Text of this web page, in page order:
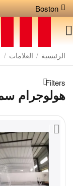
Boston
الرئيسية / العلامات /
Filters
هولوجرام